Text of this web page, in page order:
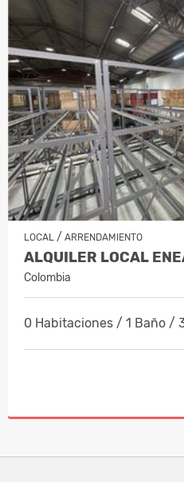
LOCAL / ARRENDAMIENTO
Colombia
0 Habitaciones / 1 Baño /